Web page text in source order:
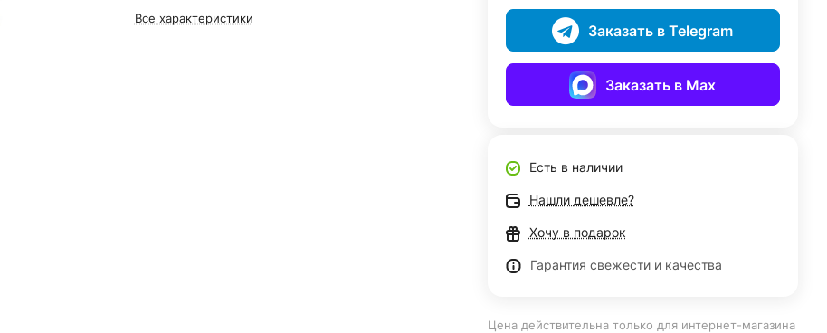
Все характеристики
Заказать в Telegram
Заказать в Max
Есть в наличии
Нашли дешевле?
Хочу в подарок
Гарантия свежести и качества
Цена действительна только для интернет-магазина